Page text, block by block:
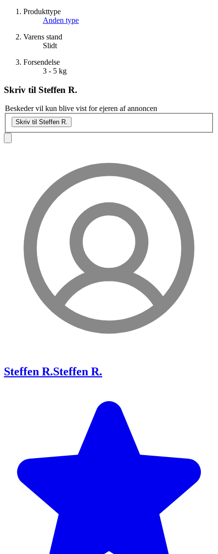
Produkttype
Anden type
Varens stand
Slidt
Forsendelse
3 - 5 kg
Skriv til Steffen R.
Beskeder vil kun blive vist for ejeren af annoncen
Skriv til Steffen R.
Steffen R.Steffen R.